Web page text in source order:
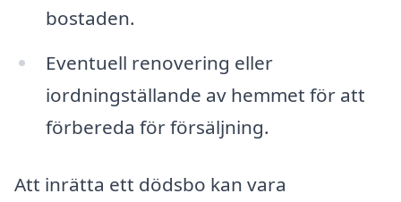
bostaden.
Eventuell renovering eller
iordningställande av hemmet för att
förbereda för försäljning.
Att inrätta ett dödsbo kan vara